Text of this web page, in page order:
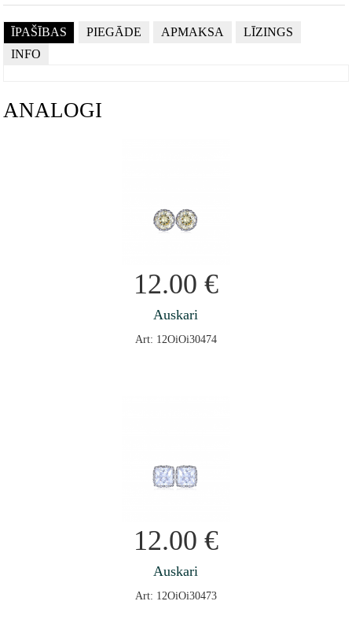
ĪPAŠĪBAS PIEGĀDE APMAKSA
LĪZINGS
INFO
ANALOGI
12.00 €
Auskari
Art: 12OiOi30474
12.00 €
Auskari
Art: 12OiOi30473